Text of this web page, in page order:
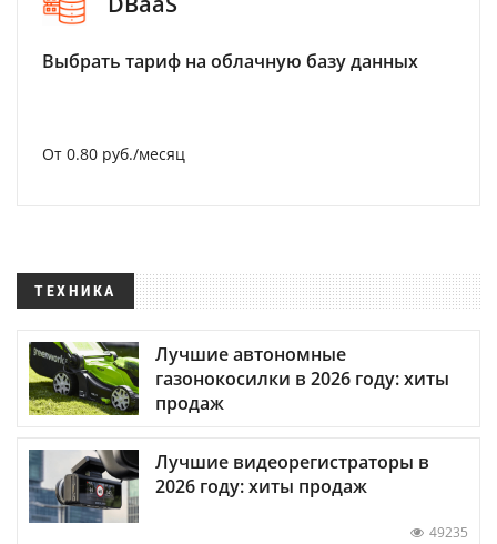
Выбрать тариф на облачную базу данных
От 0.80 руб./месяц
ТЕХНИКА
Лучшие автономные
газонокосилки в 2026 году: хиты
продаж
Лучшие видеорегистраторы в
2026 году: хиты продаж
49235